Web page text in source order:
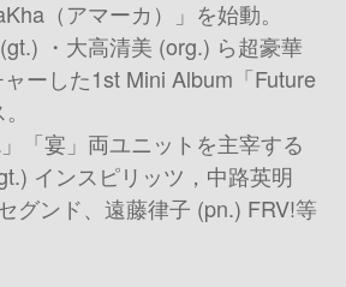
（アマーカ）」を始動。
・大高清美 (org.) ら超豪華
ーした1st Mini Album「Future
「宴」両ユニットを主宰する
インスピリッツ，中路英明
グンド、遠藤律子 (pn.) FRV!等